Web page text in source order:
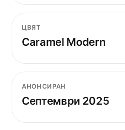
ЦВЯТ
Caramel Modern
АНОНСИРАН
Септември 2025